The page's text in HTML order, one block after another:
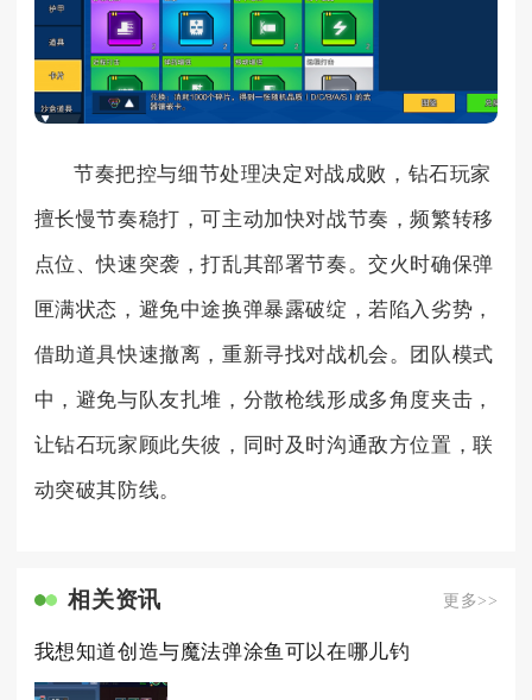
节奏把控与细节处理决定对战成败，钻石玩家
擅长慢节奏稳打，可主动加快对战节奏，频繁转移
点位、快速突袭，打乱其部署节奏。交火时确保弹
匣满状态，避免中途换弹暴露破绽，若陷入劣势，
借助道具快速撤离，重新寻找对战机会。团队模式
中，避免与队友扎堆，分散枪线形成多角度夹击，
让钻石玩家顾此失彼，同时及时沟通敌方位置，联
动突破其防线。
相关资讯 更多>>
我想知道创造与魔法弹涂鱼可以在哪儿钓